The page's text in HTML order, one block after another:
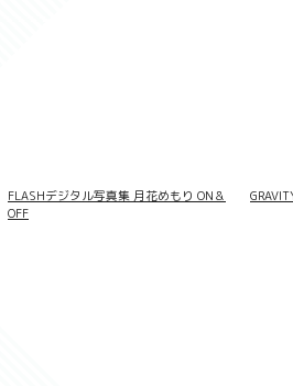
FLASHデジタル写真集 月花めもり ON＆
OFF